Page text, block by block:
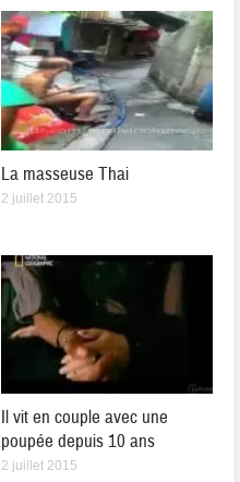
La masseuse Thai
2 juillet 2015
Il vit en couple avec une
poupée depuis 10 ans
2 juillet 2015